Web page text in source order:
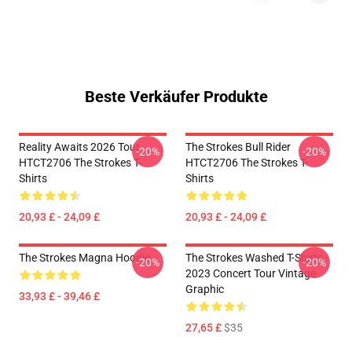
Beste Verkäufer Produkte
Reality Awaits 2026 Tour
HTCT2706 The Strokes T-
Shirts
20,93 £ - 24,09 £
-20%
The Strokes Bull Rider
HTCT2706 The Strokes T-
Shirts
20,93 £ - 24,09 £
-20%
The Strokes Magna Hoodie
33,93 £ - 39,46 £
-20%
The Strokes Washed T-Shirts -
2023 Concert Tour Vintage
Graphic
27,65 £$35
-20%